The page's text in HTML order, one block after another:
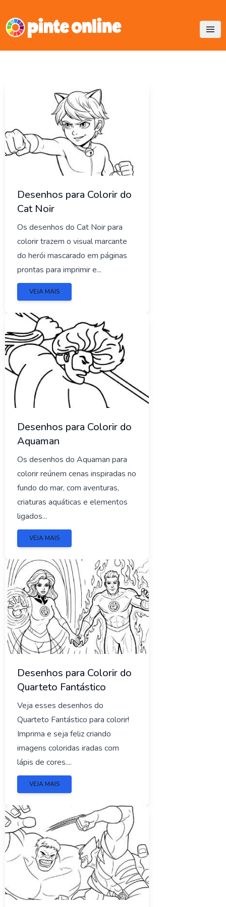
content
Desenhos para Colorir do
Cat Noir
Os desenhos do Cat Noir para
colorir trazem o visual marcante
do herói mascarado em páginas
prontas para imprimir e...
VEJA MAIS
Desenhos para Colorir do
Aquaman
Os desenhos do Aquaman para
colorir reúnem cenas inspiradas no
fundo do mar, com aventuras,
criaturas aquáticas e elementos
ligados...
VEJA MAIS
Desenhos para Colorir do
Quarteto Fantástico
Veja esses desenhos do
Quarteto Fantástico para colorir!
Imprima e seja feliz criando
imagens coloridas iradas com
lápis de cores....
VEJA MAIS